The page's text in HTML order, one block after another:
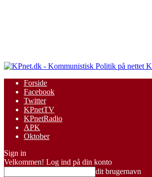
Forside
Facebook
Twitter
KPnetTV
KPnetRadio
APK
Oktober
Sign in
Velkommen! Log ind på din konto
dit brugernavn